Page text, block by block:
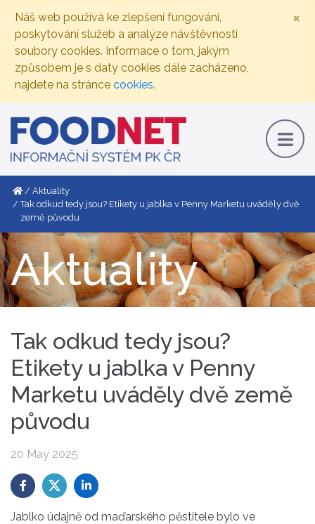
Náš web používá ke zlepšení fungování,
poskytování služeb a analýze návštěvnosti
soubory cookies. Informace o tom, jakým
způsobem je s daty cookies dále zacházeno,
najdete na stránce cookies.
×
Aktuality
Tak odkud tedy jsou? Etikety u jablka v Penny Marketu uváděly dvě
země původu
Aktuality
Tak odkud tedy jsou?
Etikety u jablka v Penny
Marketu uváděly dvě země
původu
20 May 2025
Jablko údajně od maďarského pěstitele bylo ve